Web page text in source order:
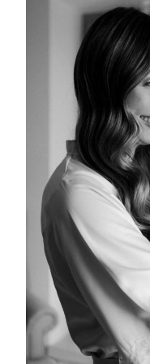
mollis
ornare vel
eu leo.
Aenean
lacinia
bibendum
nulla sed
consectetur.
Aenean
lacinia
bibendum
nulla sed
consectetur.
Maecenas
faucibus